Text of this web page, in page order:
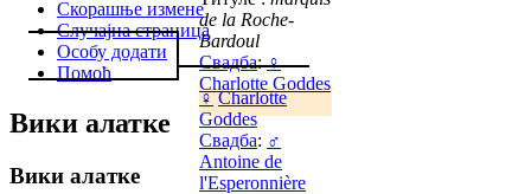
de la Roche-
Bardoul
Свадба:♀
Charlotte Goddes
♀ Charlotte
Goddes
Свадба: ♂
Antoine de
l'Esperonnière
Скорашње измене
Случајна страница
Особу додати
Помоћ
Вики алатке
Вики алатке